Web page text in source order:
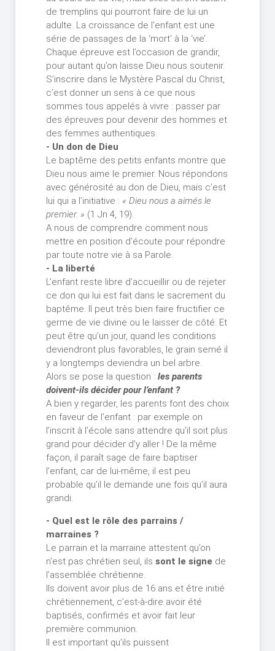
de tremplins qui pourront faire de lui un
adulte. La croissance de l’enfant est une
série de passages de la ‘mort’ à la ‘vie’.
Chaque épreuve est l’occasion de grandir,
pour autant qu’on laisse Dieu nous soutenir.
S’inscrire dans le Mystère Pascal du Christ,
c’est donner un sens à ce que nous
sommes tous appelés à vivre : passer par
des épreuves pour devenir des hommes et
des femmes authentiques.
- Un don de Dieu
Le baptême des petits enfants montre que
Dieu nous aime le premier. Nous répondons
avec générosité au don de Dieu, mais c’est
lui qui a l’initiative : « Dieu nous a aimés le
premier. » (1 Jn 4, 19).
A nous de comprendre comment nous
mettre en position d’écoute pour répondre
par toute notre vie à sa Parole.
- La liberté
L’enfant reste libre d’accueillir ou de rejeter
ce don qui lui est fait dans le sacrement du
baptême. Il peut très bien faire fructifier ce
germe de vie divine ou le laisser de côté. Et
peut être qu’un jour, quand les conditions
deviendront plus favorables, le grain semé il
y a longtemps deviendra un bel arbre.
Alors se pose la question : les parents
doivent-ils décider pour l’enfant ?
A bien y regarder, les parents font des choix
en faveur de l’enfant : par exemple on
l’inscrit à l’école sans attendre qu’il soit plus
grand pour décider d’y aller ! De la même
façon, il paraît sage de faire baptiser
l’enfant, car de lui-même, il est peu
probable qu’il le demande une fois qu’il aura
grandi.
- Quel est le rôle des parrains /
marraines ?
Le parrain et la marraine attestent qu’on
n’est pas chrétien seul, ils sont le signe de
l’assemblée chrétienne.
Ils doivent avoir plus de 16 ans et être initié
chrétiennement, c’est-à-dire avoir été
baptisés, confirmés et avoir fait leur
première communion.
Il est important qu’ils puissent